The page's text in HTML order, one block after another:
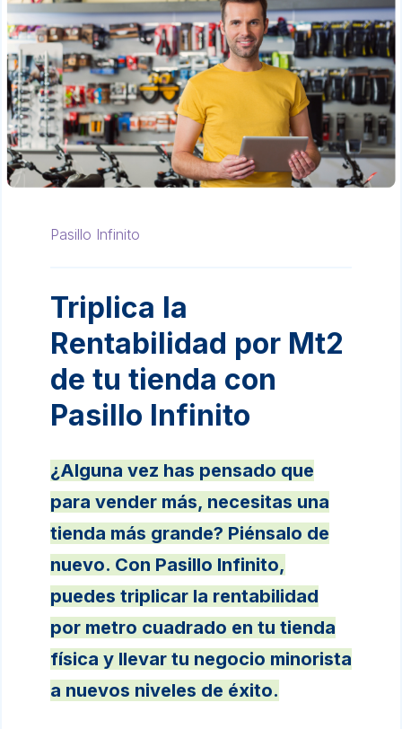
Pasillo Infinito
Triplica la
Rentabilidad por Mt2
de tu tienda con
Pasillo Infinito
¿Alguna vez has pensado que
para vender más, necesitas una
tienda más grande? Piénsalo de
nuevo. Con Pasillo Infinito,
puedes triplicar la rentabilidad
por metro cuadrado en tu tienda
física y llevar tu negocio minorista
a nuevos niveles de éxito.